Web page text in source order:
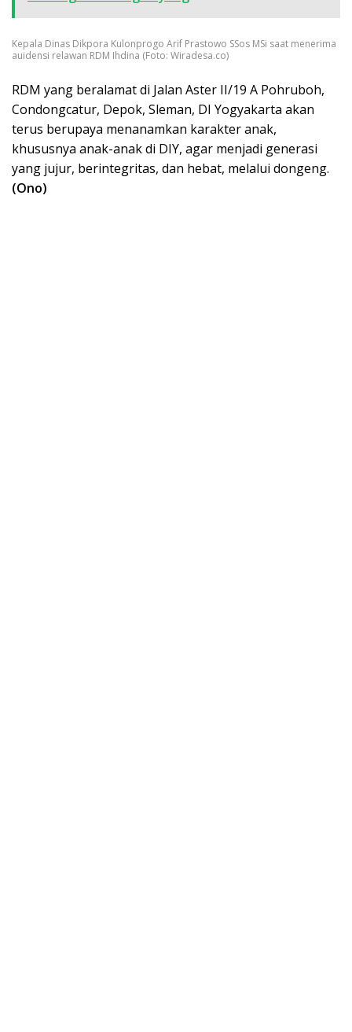
Kepala Dinas Dikpora Kulonprogo Arif Prastowo SSos MSi saat menerima
auidensi relawan RDM Ihdina (Foto: Wiradesa.co)
RDM yang beralamat di Jalan Aster II/19 A Pohruboh,
Condongcatur, Depok, Sleman, DI Yogyakarta akan
terus berupaya menanamkan karakter anak,
khususnya anak-anak di DIY, agar menjadi generasi
yang jujur, berintegritas, dan hebat, melalui dongeng.
(Ono)